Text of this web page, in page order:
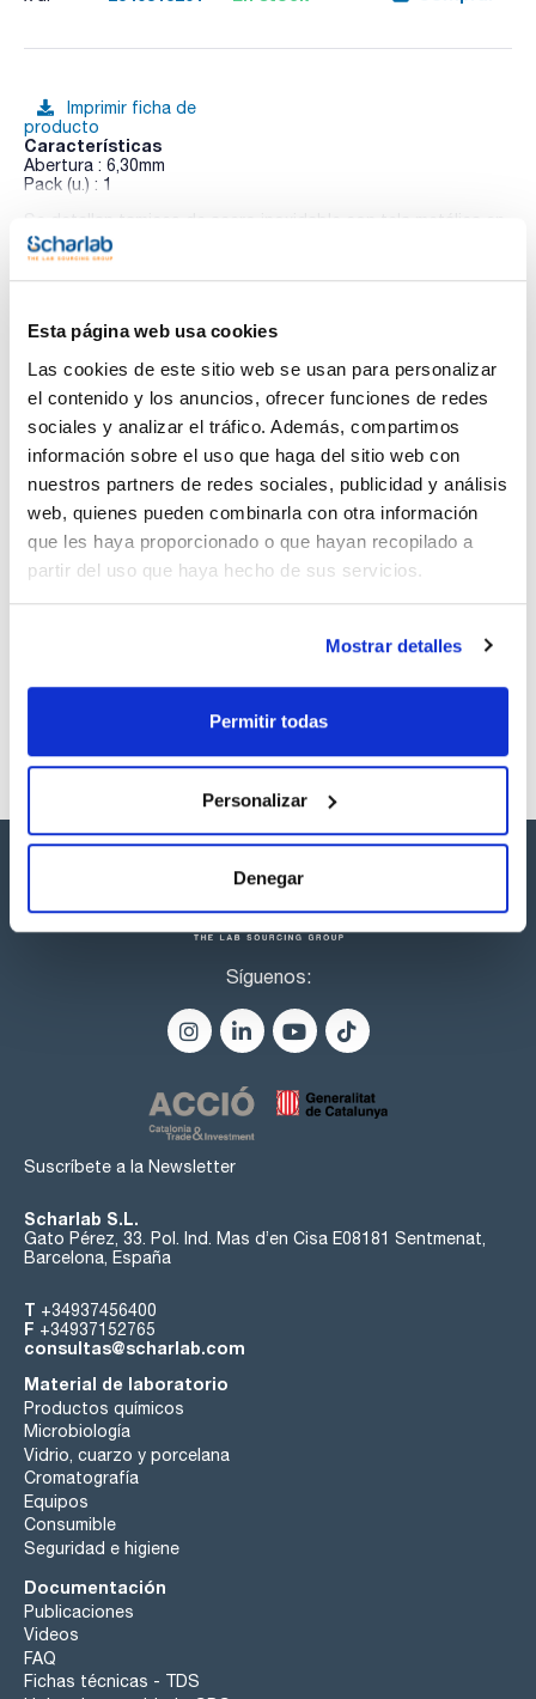
Esta página web usa cookies
Las cookies de este sitio web se usan para personalizar
el contenido y los anuncios, ofrecer funciones de redes
sociales y analizar el tráfico. Además, compartimos
información sobre el uso que haga del sitio web con
nuestros partners de redes sociales, publicidad y análisis
web, quienes pueden combinarla con otra información
que les haya proporcionado o que hayan recopilado a
partir del uso que haya hecho de sus servicios.
Mostrar detalles
Permitir todas
Personalizar
Denegar
Imprimir ficha de
producto
Características
Abertura : 6,30mm
Pack (u.) : 1
Se detallan tamices de acero inoxidable con tela metálica en
acero inoxidable según norma ISO 33101 de 200mm de
diámetro y 50mm de altura por ser los más comunes. Están
disponibles tamices de otras dimensiones.
Ver más
Documentación técnica
TDS / Ficha técnica
Regístrate para
descargas
COA
Regístrate para
descargas
SDS/ Hoja de seguridad
Regístrate para
descargas
Los productos marcados con esta imagen son
listos para una entrega inmediata.
Síguenos:
Suscríbete a la Newsletter
Scharlab S.L.
Gato Pérez, 33. Pol. Ind. Mas d’en Cisa E08181 Sentmenat,
Barcelona, España
T +34937456400
F +34937152765
consultas@scharlab.com
Material de laboratorio
Productos químicos
Microbiología
Vidrio, cuarzo y porcelana
Cromatografía
Equipos
Consumible
Seguridad e higiene
Documentación
Publicaciones
Videos
FAQ
Fichas técnicas - TDS